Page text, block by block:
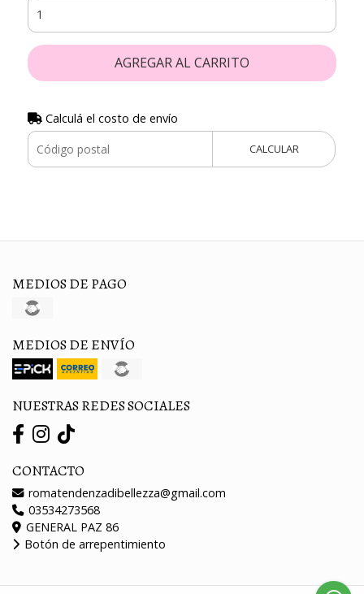
AGREGAR AL CARRITO
Calculá el costo de envío
CALCULAR
MEDIOS DE PAGO
MEDIOS DE ENVÍO
NUESTRAS REDES SOCIALES
CONTACTO
romatendenzadibellezza@gmail.com
03534273568
GENERAL PAZ 86
Botón de arrepentimiento